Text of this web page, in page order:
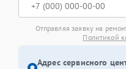
Отправляя заявку на
Политикой
Адрес сервисного